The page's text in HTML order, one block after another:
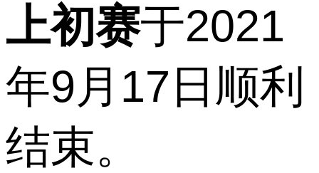
上初赛于2021
年9月17日顺利
结束。